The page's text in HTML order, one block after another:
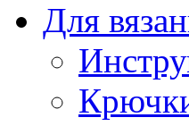
Для